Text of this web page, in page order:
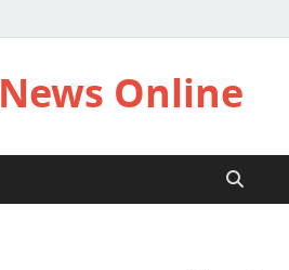
Online